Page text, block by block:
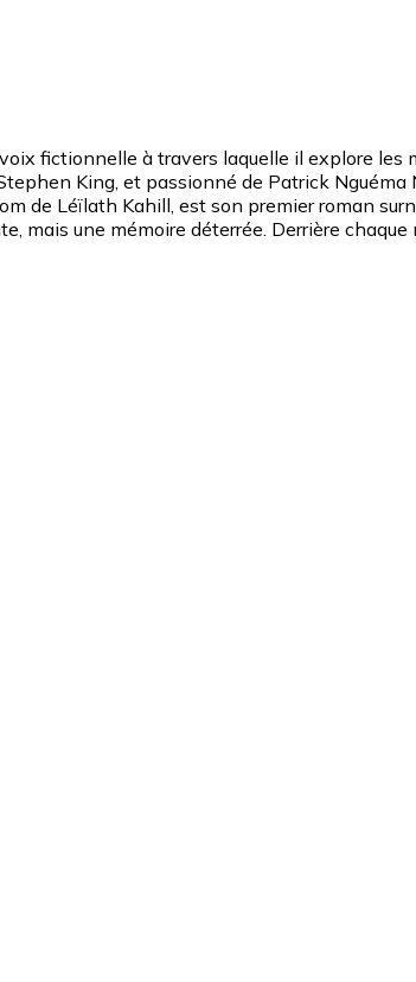
fictionnelle à travers laquelle il explore les
King, et passionné de Patrick Nguéma
de Léïlath Kahill, est son premier roman
mais une mémoire déterrée. Derrière